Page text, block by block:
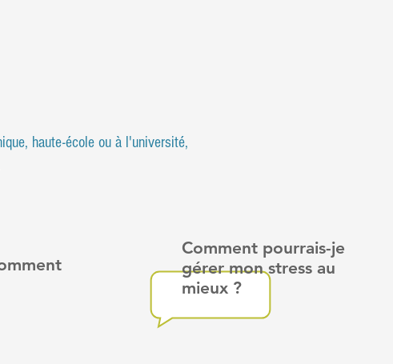
école ou à l'université,
Comment pourrais-je
gérermon stress au
mieux ?